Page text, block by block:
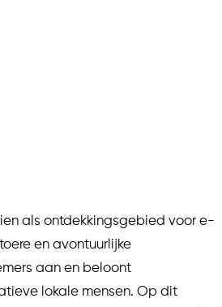
als ontdekkingsgebied voor e-
en avontuurlijke
aan en beloont
lokale mensen. Op dit